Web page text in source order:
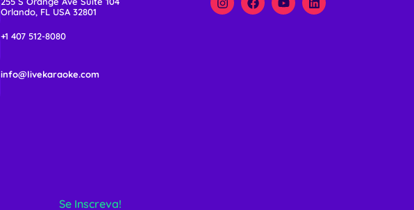
Orlando, FL USA 32801
+1 407 512-8080
info@livekaraoke.com
Se Inscreva!